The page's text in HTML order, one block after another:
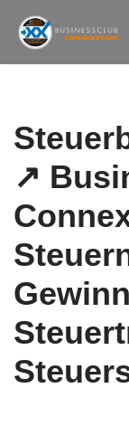
Zum
↗️